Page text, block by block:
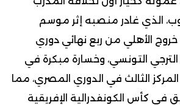
الذي غادر منصبه إثر موسم
الأهلي من ربع نهائي دوري
الترجي التونسي، وخسارة مبكرة في
الثالث في الدوري المصري، مما
في كأس الكونفدرالية الإفريقية